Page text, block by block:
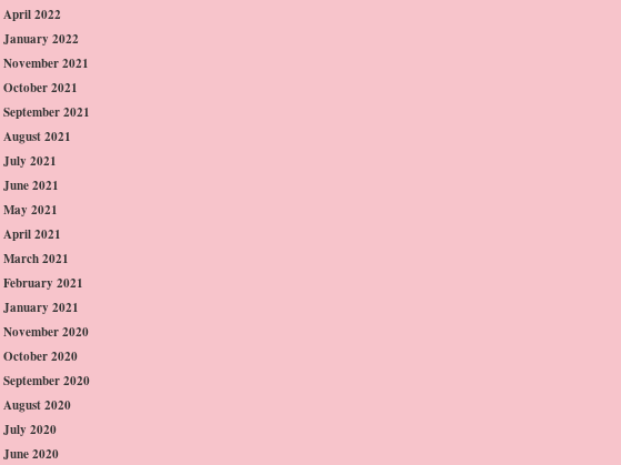
April 2022
January 2022
November 2021
October 2021
September 2021
August 2021
July 2021
June 2021
May 2021
April 2021
March 2021
February 2021
January 2021
November 2020
October 2020
September 2020
August 2020
July 2020
June 2020